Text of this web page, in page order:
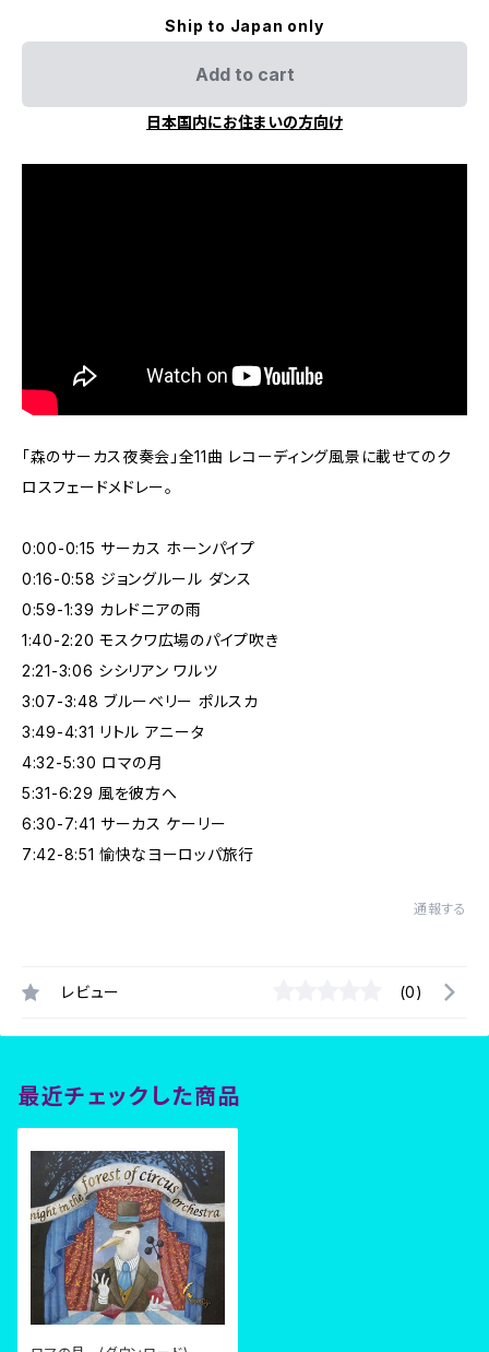
Ship to Japan only
Add to cart
日本国内にお住まいの方向け
「森のサーカス夜奏会」全11曲 レコーディング風景に載せてのク
ロスフェードメドレー。
0:00-0:15 サーカス ホーンパイプ
0:16-0:58 ジョングルール ダンス
0:59-1:39 カレドニアの雨
1:40-2:20 モスクワ広場のパイプ吹き
2:21-3:06 シシリアン ワルツ
3:07-3:48 ブルーベリー ポルスカ
3:49-4:31 リトル アニータ
4:32-5:30 ロマの月
5:31-6:29 風を彼方へ
6:30-7:41 サーカス ケーリー
7:42-8:51 愉快なヨーロッパ旅行
通報する
レビュー (0)
最近チェックした商品